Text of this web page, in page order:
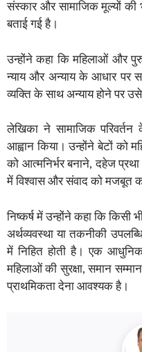
संस्कार और सामाजिक मूल्यों की
बताई गई है।
उन्होंने कहा कि महिलाओं और
न्याय और अन्याय के आधार पर
व्यक्ति के साथ अन्याय होने पर
लेखिका ने सामाजिक
आह्वान किया। उन्होंने बेटों को
को आत्मनिर्भर बनाने, दहेज
में विश्वास और संवाद को मजबूत
निष्कर्ष में उन्होंने कहा कि किसी
अर्थव्यवस्था या तकनीकी
में निहित होती है। एक आधुनिक
महिलाओं की सुरक्षा, समान
प्राथमिकता देना आवश्यक है।